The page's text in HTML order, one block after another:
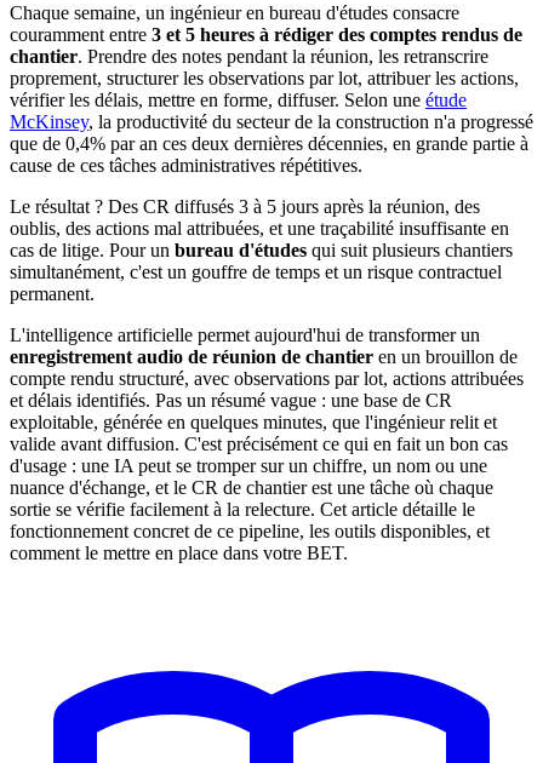
Chaque semaine, un ingénieur en bureau d'études consacre
couramment entre 3 et 5 heures à rédiger des comptes rendus de
chantier. Prendre des notes pendant la réunion, les retranscrire
proprement, structurer les observations par lot, attribuer les actions,
vérifier les délais, mettre en forme, diffuser. Selon une étude
McKinsey, la productivité du secteur de la construction n'a progressé
que de 0,4% par an ces deux dernières décennies, en grande partie à
cause de ces tâches administratives répétitives.
Le résultat ? Des CR diffusés 3 à 5 jours après la réunion, des
oublis, des actions mal attribuées, et une traçabilité insuffisante en
cas de litige. Pour un bureau d'études qui suit plusieurs chantiers
simultanément, c'est un gouffre de temps et un risque contractuel
permanent.
L'intelligence artificielle permet aujourd'hui de transformer un
enregistrement audio de réunion de chantier en un brouillon de
compte rendu structuré, avec observations par lot, actions attribuées
et délais identifiés. Pas un résumé vague : une base de CR
exploitable, générée en quelques minutes, que l'ingénieur relit et
valide avant diffusion. C'est précisément ce qui en fait un bon cas
d'usage : une IA peut se tromper sur un chiffre, un nom ou une
nuance d'échange, et le CR de chantier est une tâche où chaque
sortie se vérifie facilement à la relecture. Cet article détaille le
fonctionnement concret de ce pipeline, les outils disponibles, et
comment le mettre en place dans votre BET.